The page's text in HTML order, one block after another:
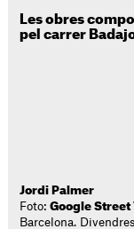
Les obres
pel carrer
Jordi Palmer
Foto:Google Street
Barcelona.